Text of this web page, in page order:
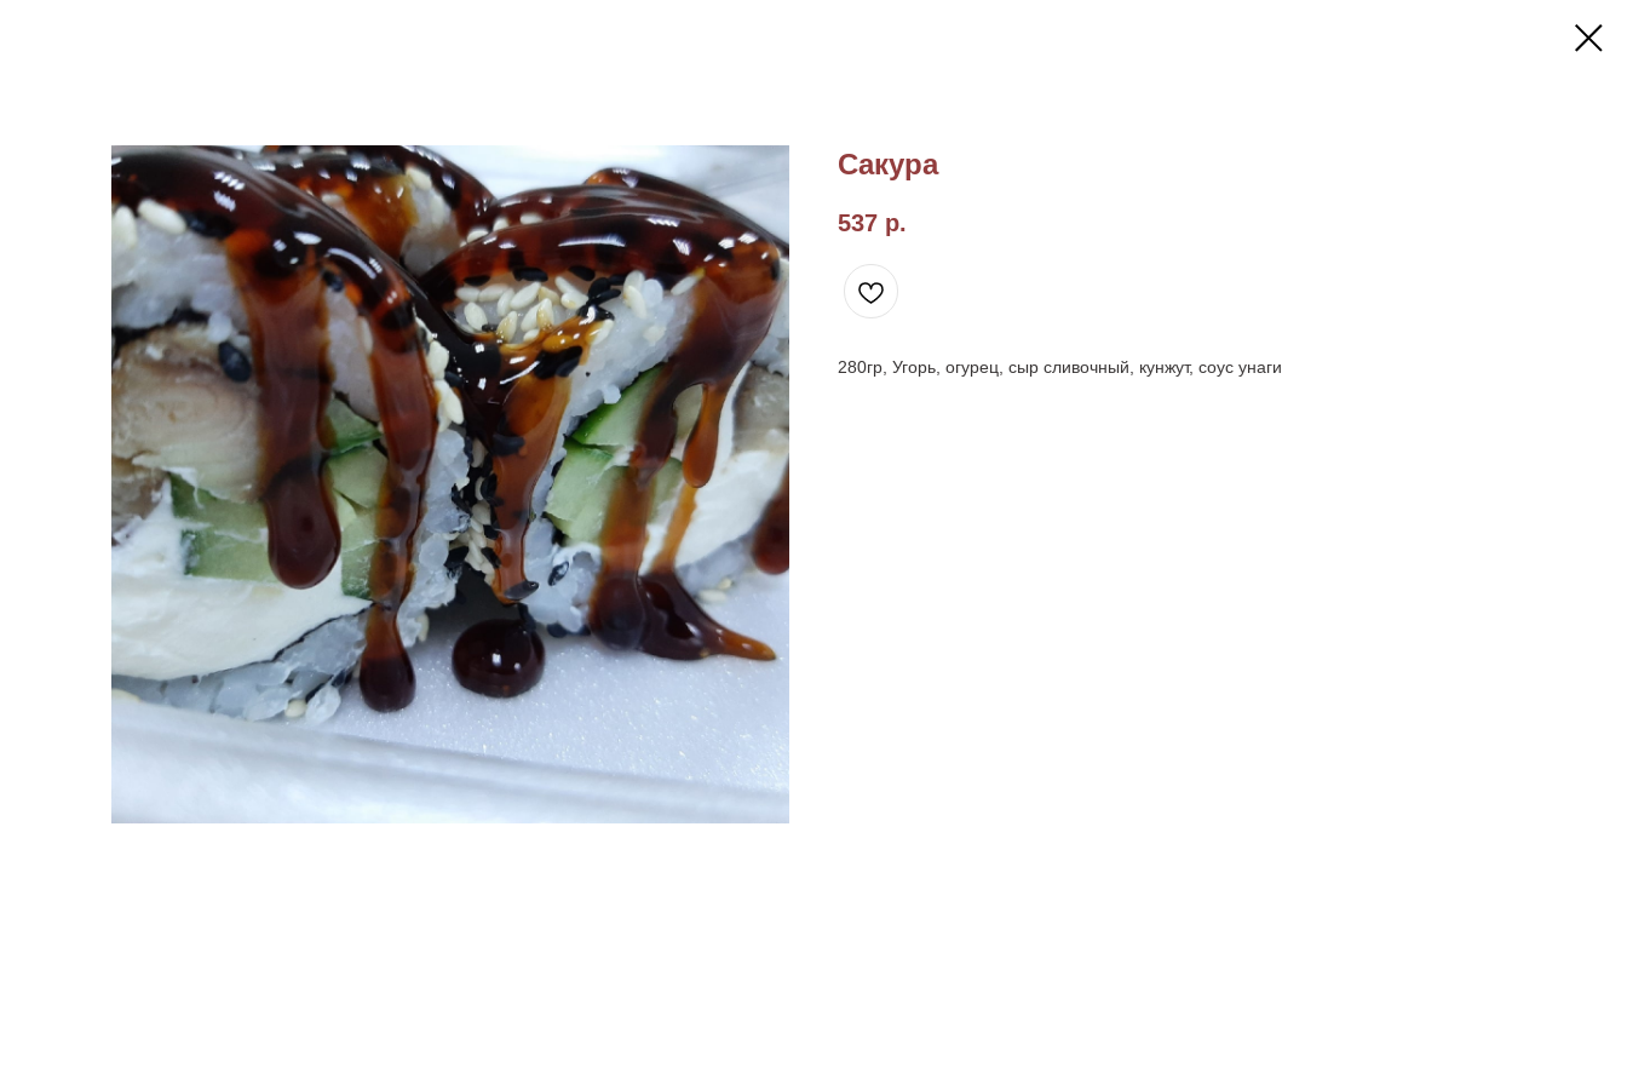
Сакура
537 р.
280гр, Угорь, огурец, сыр сливочный, кунжут, соус унаги